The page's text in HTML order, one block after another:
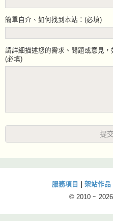
簡單自介、如何找到本站：(必填)
請詳細描述您的需求、問題或意見，
(必填)
服務項目 架站作品
© 2010 ~